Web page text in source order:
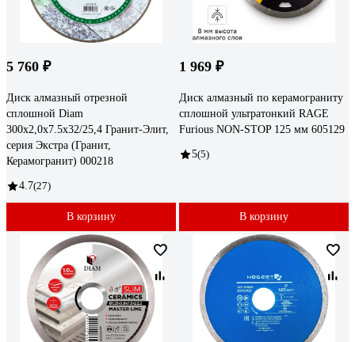
5 760 ₽
Диск алмазный отрезной
сплошной Diam
300x2,0x7.5x32/25,4 Гранит-Элит,
серия Экстра (Гранит,
Керамогранит) 000218
4.7(27)
В корзину
1 969 ₽
Диск алмазный по керамограниту
сплошной ультратонкий RAGE
Furious NON-STOP 125 мм 605129
5(5)
В корзину